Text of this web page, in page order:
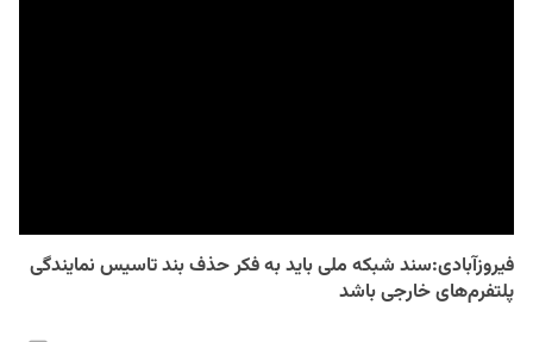
فیروزآبادی:سند شبکه ملی باید به فکر حذف بند تاسیس نمایندگی
پلتفرم‌های خارجی باشد